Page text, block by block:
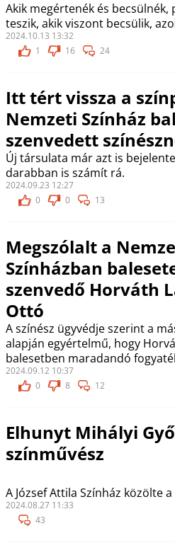
Akik megértenék és
teszik, akik viszont becsülik,
2024.10.13 13:32
1
16 24
Itt tért vissza a
Nemzeti Színház
szenvedett
Új társulata már azt is
darabban is számít rá.
2024.09.23 12:27
0
0 13
Megszólalt a
Színházban
szenvedő Horváth
Ottó
A színész ügyvédje szerint a
alapján egyértelmű, hogy
balesetben maradandó
2024.09.12 10:37
0
8 12
Elhunyt Mihályi
színművész
A József Attila Színház közölte
2024.08.27 11:33
43